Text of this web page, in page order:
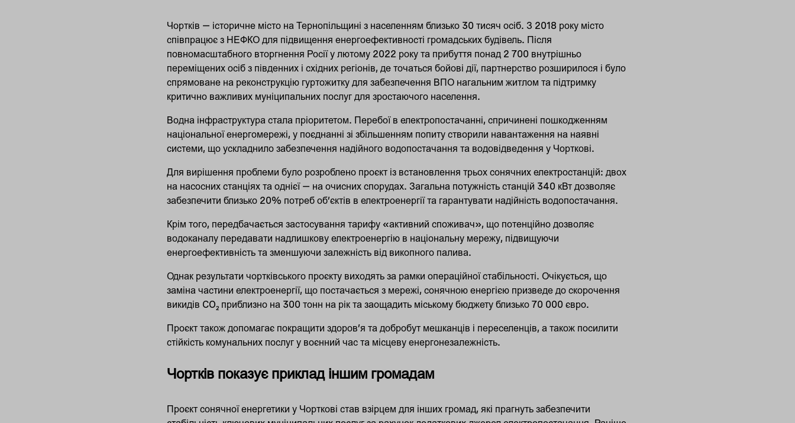
Чортків — історичне місто на Тернопільщині з населенням близько 30 тисяч осіб. З 2018 року місто
співпрацює з НЕФКО для підвищення енергоефективності громадських будівель. Після
повномасштабного вторгнення Росії у лютому 2022 року та прибуття понад 2 700 внутрішньо
переміщених осіб з південних і східних регіонів, де точаться бойові дії, партнерство розширилося і було
спрямоване на реконструкцію гуртожитку для забезпечення ВПО нагальним житлом та підтримку
критично важливих муніципальних послуг для зростаючого населення.
Водна інфраструктура стала пріоритетом. Перебої в електропостачанні, спричинені пошкодженням
національної енергомережі, у поєднанні зі збільшенням попиту створили навантаження на наявні
системи, що ускладнило забезпечення надійного водопостачання та водовідведення у Чорткові.
Для вирішення проблеми було розроблено проєкт із встановлення трьох сонячних електростанцій: двох
на насосних станціях та однієї — на очисних спорудах. Загальна потужність станцій 340 кВт дозволяє
забезпечити близько 20% потреб об’єктів в електроенергії та гарантувати надійність водопостачання.
Крім того, передбачається застосування тарифу «активний споживач», що потенційно дозволяє
водоканалу передавати надлишкову електроенергію в національну мережу, підвищуючи
енергоефективність та зменшуючи залежність від викопного палива.
Однак результати чортківського проєкту виходять за рамки операційної стабільності. Очікується, що
заміна частини електроенергії, що постачається з мережі, сонячною енергією призведе до скорочення
викидів CO₂ приблизно на 300 тонн на рік та заощадить міському бюджету близько 70 000 євро.
Проєкт також допомагає покращити здоров’я та добробут мешканців і переселенців, а також посилити
стійкість комунальних послуг у воєнний час та місцеву енергонезалежність.
Чортків показує приклад іншим громадам
Проєкт сонячної енергетики у Чорткові став взірцем для інших громад, які прагнуть забезпечити